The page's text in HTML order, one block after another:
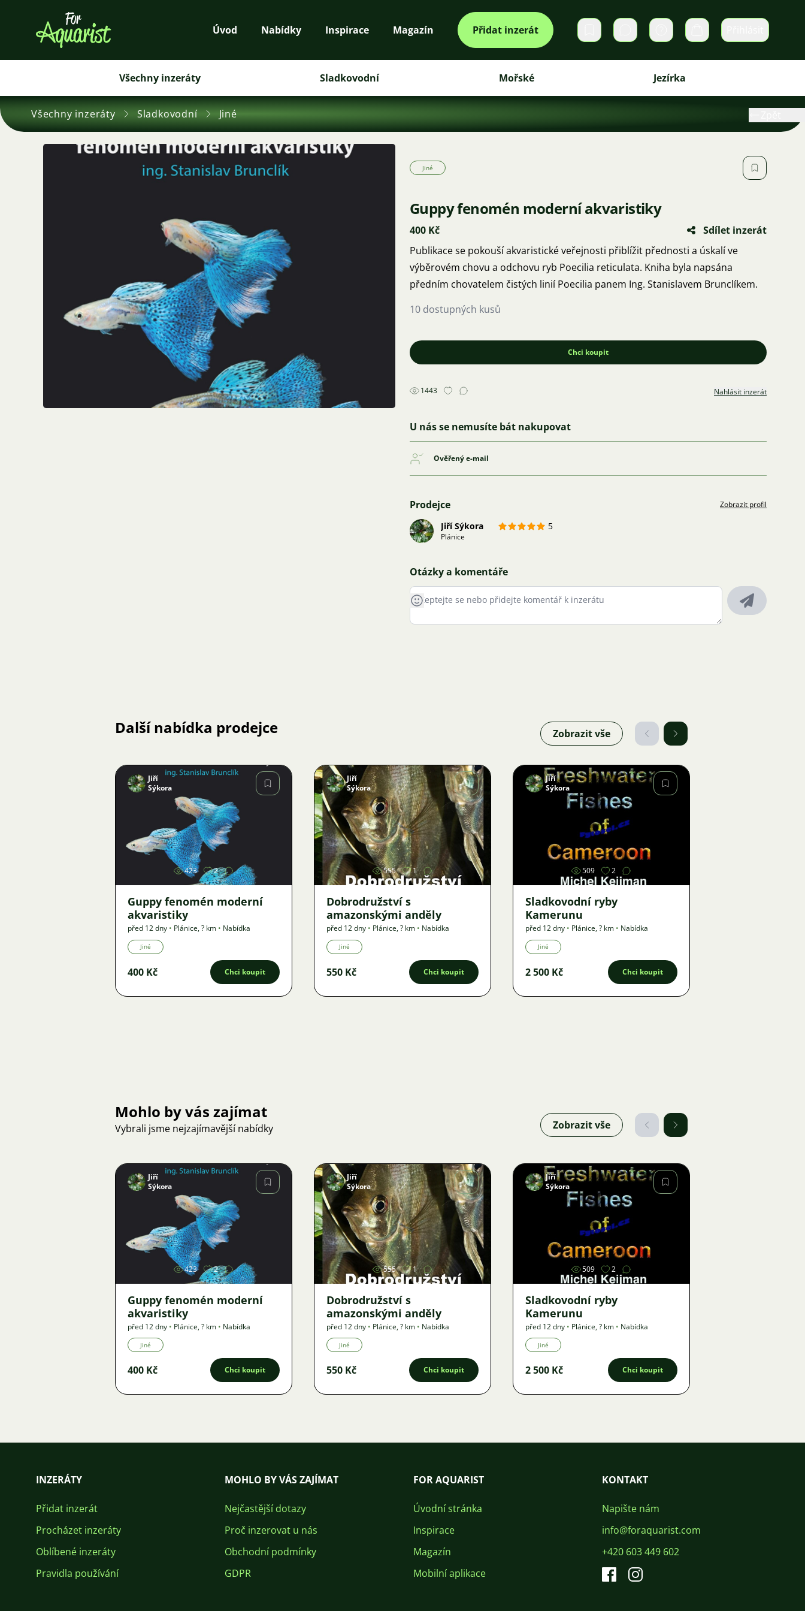
Úvod Nabídky Inspirace Magazín Přidat inzerát Soukromé zprávy Košík
Všechny inzeráty Sladkovodní Mořské Jezírka
Všechny inzeráty Sladkovodní Jiné
Jiné
Guppy fenomén moderní akvaristiky
400 Kč
Sdílet inzerát
Publikace se pokouší akvaristické veřejnosti přiblížit přednosti a úskalí ve
výběrovém chovu a odchovu ryb Poecilia reticulata. Kniha byla napsána
předním chovatelem čistých linií Poecilia panem Ing. Stanislavem Brunclíkem.
10 dostupných kusů
Chci koupit
1443 Nahlásit inzerát
U nás se nemusíte bát nakupovat
Ověřený e-mail
Prodejce Zobrazit profil
Jiří Sýkora 5
Plánice
Otázky a komentáře
Další nabídka prodejce Zobrazit vše
Obrázek
Jiří
Sýkora
423 2
Guppy fenomén moderní
akvaristiky
před 12 dny • Plánice,? km • Nabídka
Jiné
400 Kč Chci koupit
Obrázek
Jiří
Sýkora
555 1
Dobrodružství s
amazonskými anděly
před 12 dny • Plánice,? km • Nabídka
Jiné
550 Kč Chci koupit
Obrázek
Jiří
Sýkora
509 2
Sladkovodní ryby
Kamerunu
před 12 dny • Plánice,? km • Nabídka
Jiné
2 500 Kč Chci koupit
Mohlo by vás zajímat
Vybrali jsme nejzajímavější nabídky Zobrazit vše
Obrázek
Jiří
Sýkora
423 2
Guppy fenomén moderní
akvaristiky
před 12 dny • Plánice,? km • Nabídka
Jiné
400 Kč Chci koupit
Obrázek
Jiří
Sýkora
555 1
Dobrodružství s
amazonskými anděly
před 12 dny • Plánice,? km • Nabídka
Jiné
550 Kč Chci koupit
Obrázek
Jiří
Sýkora
509 2
Sladkovodní ryby
Kamerunu
před 12 dny • Plánice,? km • Nabídka
Jiné
2 500 Kč Chci koupit
INZERÁTY
Přidat inzerát
Procházet inzeráty
Oblíbené inzeráty
Pravidla používání
MOHLO BY VÁS ZAJÍMAT
Nejčastější dotazy
Proč inzerovat u nás
Obchodní podmínky
GDPR
FOR AQUARIST
Úvodní stránka
Inspirace
Magazín
Mobilní aplikace
KONTAKT
Napište nám
info@foraquarist.com
+420 603 449 602